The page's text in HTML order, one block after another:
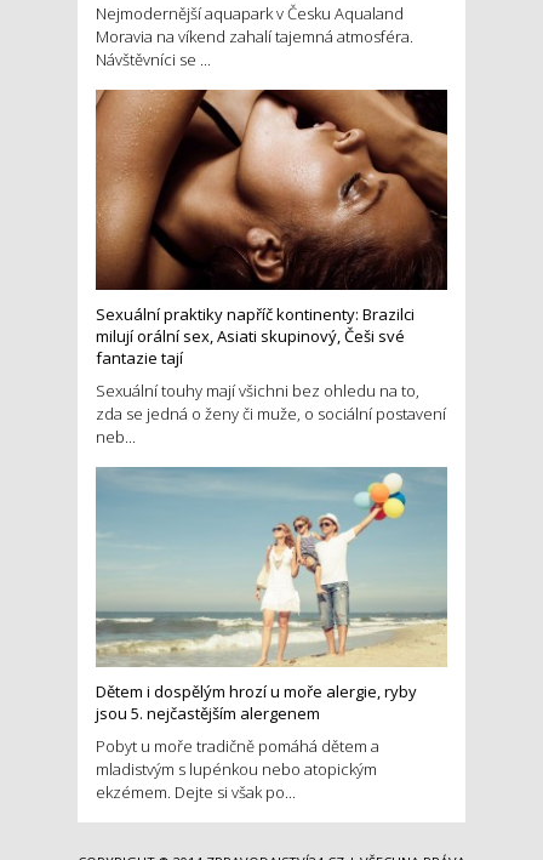
Nejmodernější aquapark v Česku Aqualand
Moravia na víkend zahalí tajemná atmosféra.
Návštěvníci se ...
Sexuální praktiky napříč kontinenty: Brazilci
milují orální sex, Asiati skupinový, Češi své
fantazie tají
Sexuální touhy mají všichni bez ohledu na to,
zda se jedná o ženy či muže, o sociální postavení
neb...
Dětem i dospělým hrozí u moře alergie, ryby
jsou 5. nejčastějším alergenem
Pobyt u moře tradičně pomáhá dětem a
mladistvým s lupénkou nebo atopickým
ekzémem. Dejte si však po...